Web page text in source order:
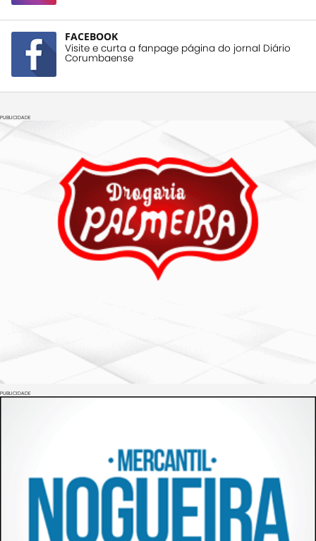
FACEBOOK
Visite e curta a fanpage página do jornal Diário
Corumbaense
PUBLICIDADE
PUBLICIDADE